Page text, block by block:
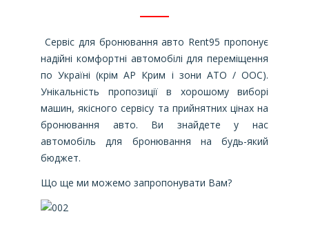
Сервіс для бронювання авто Rent95 пропонує
надійні комфортні автомобілі для переміщення
по Україні (крім АР Крим і зони АТО / ООС).
Унікальність пропозиції в хорошому виборі
машин, якісного сервісу та прийнятних цінах на
бронювання авто. Ви знайдете у нас
автомобіль для бронювання на будь-який
бюджет.
Що ще ми можемо запропонувати Вам?